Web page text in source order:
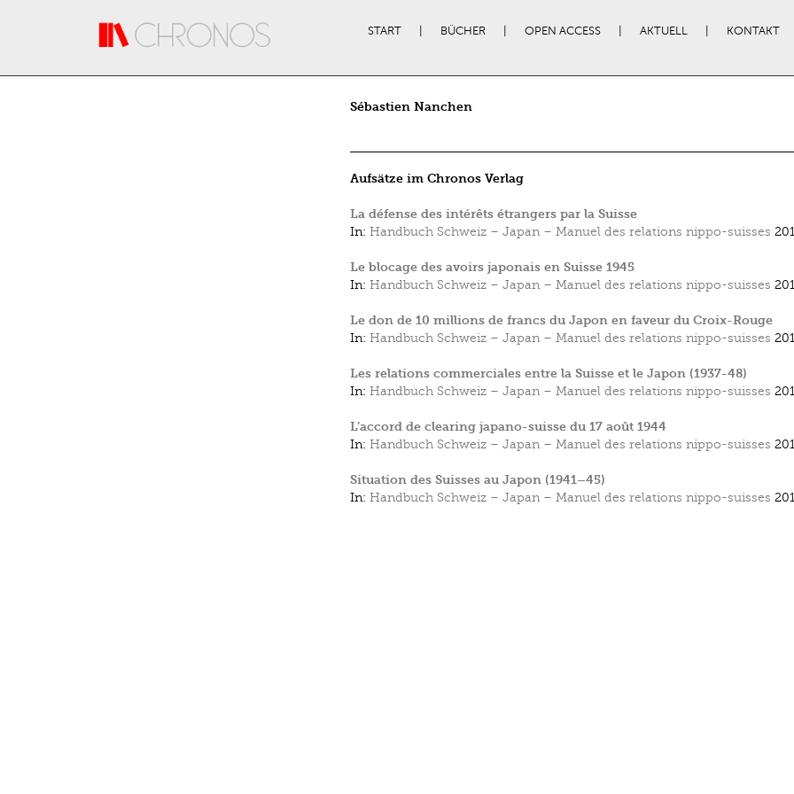
START BÜCHER OPEN ACCESS AKTUELL KONTAKT
Sébastien Nanchen
Aufsätze im Chronos Verlag
La défense des intérêts étrangers par la Suisse
In: Handbuch Schweiz – Japan – Manuel des relations nippo-suisses
Le blocage des avoirs japonais en Suisse 1945
In: Handbuch Schweiz – Japan – Manuel des relations nippo-suisses
Le don de 10 millions de francs du Japon en faveur du Croix-Rouge
In: Handbuch Schweiz – Japan – Manuel des relations nippo-suisses
Les relations commerciales entre la Suisse et le Japon (1937-48)
In: Handbuch Schweiz – Japan – Manuel des relations nippo-suisses
L’accord de clearing japano-suisse du 17 août 1944
In: Handbuch Schweiz – Japan – Manuel des relations nippo-suisses
Situation des Suisses au Japon (1941–45)
In: Handbuch Schweiz – Japan – Manuel des relations nippo-suisses